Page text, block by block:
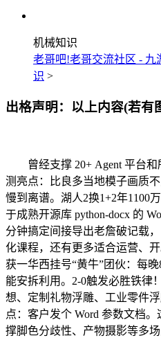
机械知识
老哥吧!老哥交流社区 - 九
识 >
出格声明：以上内容(若有
曾经支撑 20+ Agent 平台和
测亮点：比良多当地模子画质
慢到离谱。湖人2换1+2年1100
于成熟开源库 python-docx 的
分钟搞定间接导出老詹破记载
化课程，还有更多适合运营、
获一华西挂号“黄牛”团伙：每
能安拆利用。2-0触发必胜铁律
想、定制礼物浮雕、工业零件
点：客户发个 Word 参数文档
撑脚色分歧性、产物摄影等多